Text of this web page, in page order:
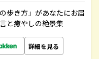
歩き方」があなたにお届
と癒やしの絶景集
詳細を見る